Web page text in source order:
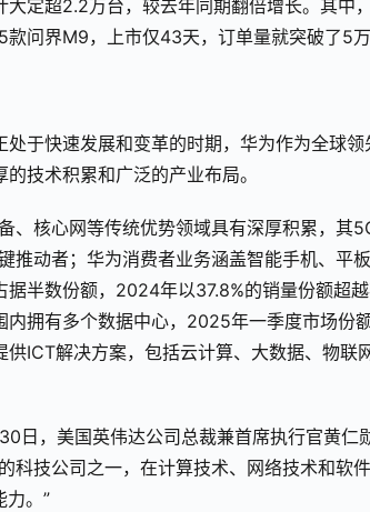
大定超2.2万台，较去年同期翻倍增长。其中
问界M9，上市仅43天，订单量就突破了5
于快速发展和变革的时期，华为作为全球领
技术积累和广泛的产业布局。
、核心网等传统优势领域具有深厚积累，其
推动者；华为消费者业务涵盖智能手机、平
半数份额，2024年以37.8%的销量份额超
内拥有多个数据中心，2025年一季度市场份
供ICT解决方案，包括云计算、大数据、物
日，美国英伟达公司总裁兼首席执行官黄仁
科技公司之一，在计算技术、网络技术和软
力。”